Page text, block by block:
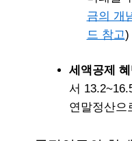
금의 개
드 참고)
세액공제
서
연말정산으